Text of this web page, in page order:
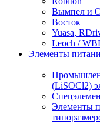
Вымпел и
Восток
Yuasa,
Leoch /
Элементы
(LiSOCl2)
Элементы